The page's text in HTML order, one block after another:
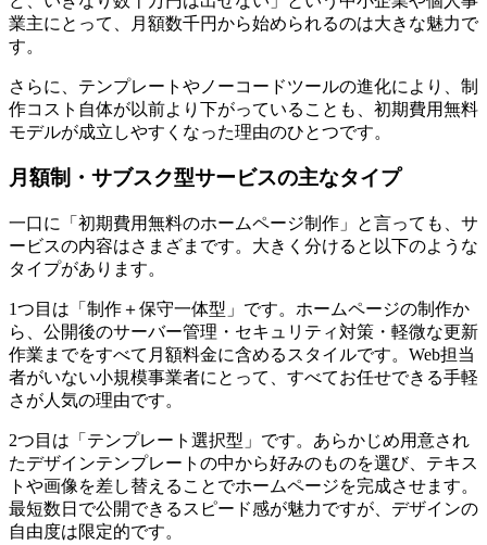
業主にとって、月額数千円から始められるのは大きな魅力で
す。
さらに、テンプレートやノーコードツールの進化により、制
作コスト自体が以前より下がっていることも、初期費用無料
モデルが成立しやすくなった理由のひとつです。
月額制・サブスク型サービスの主なタイプ
一口に「初期費用無料のホームページ制作」と言っても、サ
ービスの内容はさまざまです。大きく分けると以下のような
タイプがあります。
1つ目は「制作＋保守一体型」です。ホームページの制作か
ら、公開後のサーバー管理・セキュリティ対策・軽微な更新
作業までをすべて月額料金に含めるスタイルです。Web担当
者がいない小規模事業者にとって、すべてお任せできる手軽
さが人気の理由です。
2つ目は「テンプレート選択型」です。あらかじめ用意され
たデザインテンプレートの中から好みのものを選び、テキス
トや画像を差し替えることでホームページを完成させます。
最短数日で公開できるスピード感が魅力ですが、デザインの
自由度は限定的です。